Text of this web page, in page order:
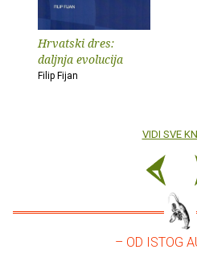
Hrvatski dres:
daljnja evolucija
Filip Fijan
VIDI SVE
– OD ISTOG